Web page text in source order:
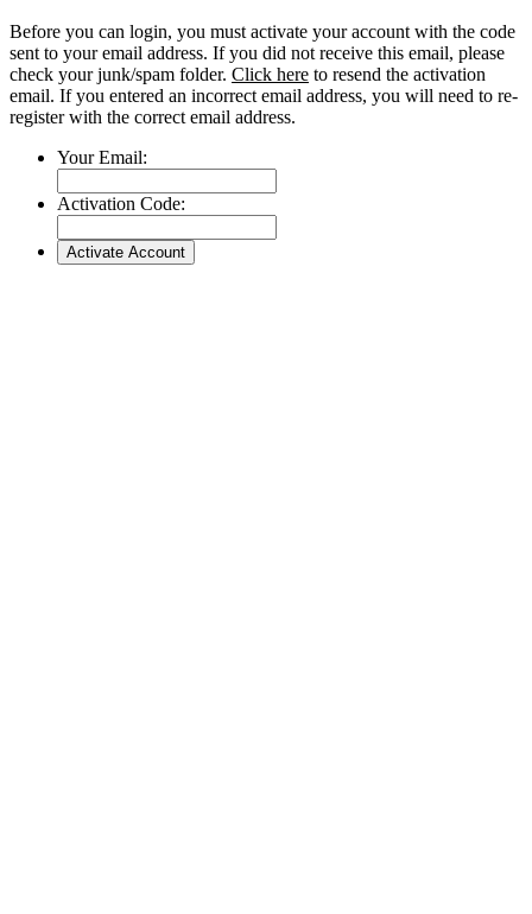
Before you can login, you must activate your account with the code
sent to your email address. If you did not receive this email, please
check your junk/spam folder. Click here to resend the activation
email. If you entered an incorrect email address, you will need to re-
register with the correct email address.
Your Email:
Activation Code: